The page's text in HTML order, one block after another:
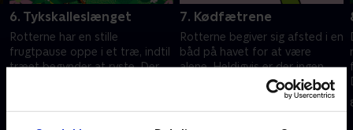
6. Tykskalleslænget
Rotterne har en stille
frugtpause oppe i et træ, indtil
træet begynder at ryste. Der
træstammen.
7. Kødfætrene
Rotterne begiver sig afsted i en
båd på havet for at være
alene. Heldigvis er der ingen
dinosaurer her, men der er
skygger, der bevæger sig under
overfladen.